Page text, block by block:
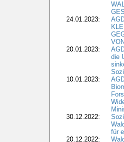
24.01.2023:
20.01.2023:
die
10.01.2023:
30.12.2022:
für
20.12.2022: